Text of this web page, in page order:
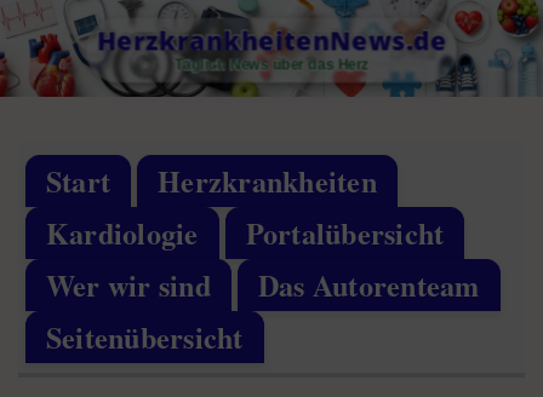
Skip
to
content
HerzkrankheitenNews.de
Täglich News über das Herz
Start
Herzkrankheiten
Kardiologie
Portalübersicht
Wer wir sind
Das Autorenteam
Seitenübersicht